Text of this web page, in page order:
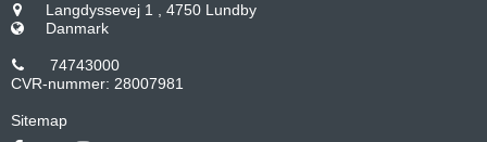
Langdyssevej 1
4750 Lundby
Danmark
74743000
CVR-nummer: 28007981
Sitemap